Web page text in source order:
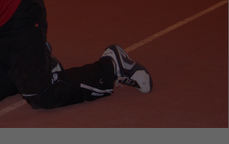
Ihrer vorgenommen Einstellungen, falls der
Webseiten-Betreiber dies eingestellt hat.